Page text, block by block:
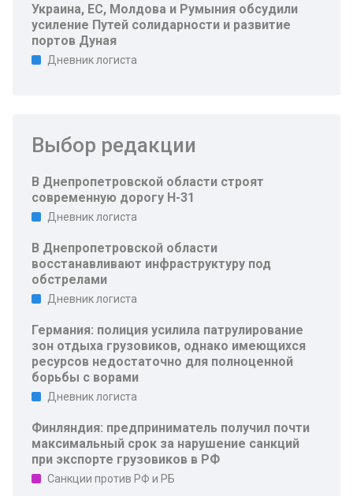
Украина, ЕС, Молдова и Румыния обсудили
усиление Путей солидарности и развитие
портов Дуная
Дневник логиста
Выбор редакции
В Днепропетровской области строят
современную дорогу Н-31
Дневник логиста
В Днепропетровской области
восстанавливают инфраструктуру под
обстрелами
Дневник логиста
Германия: полиция усилила патрулирование
зон отдыха грузовиков, однако имеющихся
ресурсов недостаточно для полноценной
борьбы с ворами
Дневник логиста
Финляндия: предприниматель получил почти
максимальный срок за нарушение санкций
при экспорте грузовиков в РФ
Санкции против РФ и РБ